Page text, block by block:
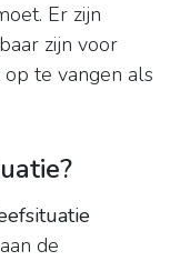
Er zijn
zijn voor
te vangen als
de